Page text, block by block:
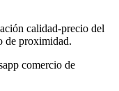
calidad-precio del
de proximidad.
comercio de